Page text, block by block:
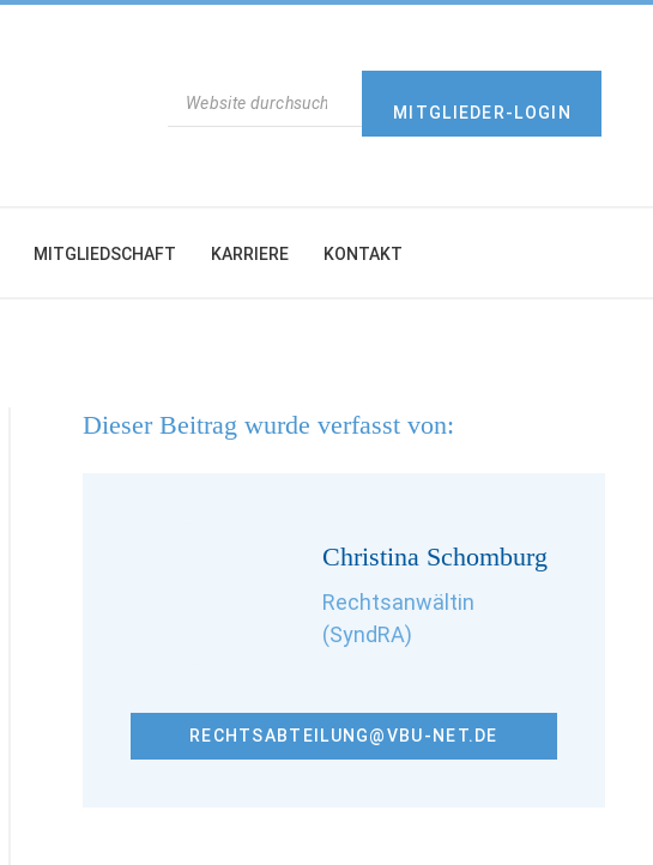
MITGLIEDER-LOGIN
MITGLIEDSCHAFT KARRIERE KONTAKT
Dieser Beitrag wurde verfasst von:
Christina Schomburg
Rechtsanwältin
(SyndRA)
RECHTSABTEILUNG@VBU-NET.DE